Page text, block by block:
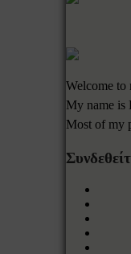
Welcome to
My name is
Most of my